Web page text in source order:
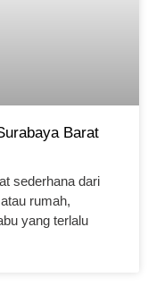
Barat
sederhana dari
rumah,
yang terlalu